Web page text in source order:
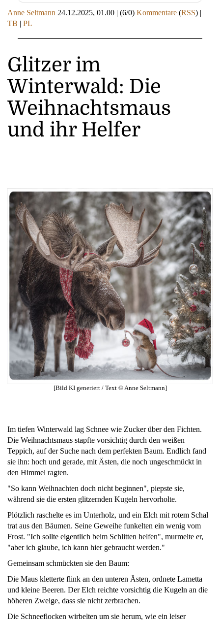
Anne Seltmann 24.12.2025, 01.00 | (6/0) Kommentare (RSS) |
TB | PL
Glitzer im
Winterwald: Die
Weihnachtsmaus
und ihr Helfer
[Bild KI generiert / Text © Anne Seltmann]
Im tiefen Winterwald lag Schnee wie Zucker über den Fichten.
Die Weihnachtsmaus stapfte vorsichtig durch den weißen
Teppich, auf der Suche nach dem perfekten Baum. Endlich fand
sie ihn: hoch und gerade, mit Ästen, die noch ungeschmückt in
den Himmel ragten.
"So kann Weihnachten doch nicht beginnen", piepste sie,
während sie die ersten glitzernden Kugeln hervorholte.
Plötzlich raschelte es im Unterholz, und ein Elch mit rotem Schal
trat aus den Bäumen. Seine Geweihe funkelten ein wenig vom
Frost. "Ich sollte eigentlich beim Schlitten helfen", murmelte er,
"aber ich glaube, ich kann hier gebraucht werden."
Gemeinsam schmückten sie den Baum:
Die Maus kletterte flink an den unteren Ästen, ordnete Lametta
und kleine Beeren. Der Elch reichte vorsichtig die Kugeln an die
höheren Zweige, dass sie nicht zerbrachen.
Die Schneeflocken wirbelten um sie herum, wie ein leiser